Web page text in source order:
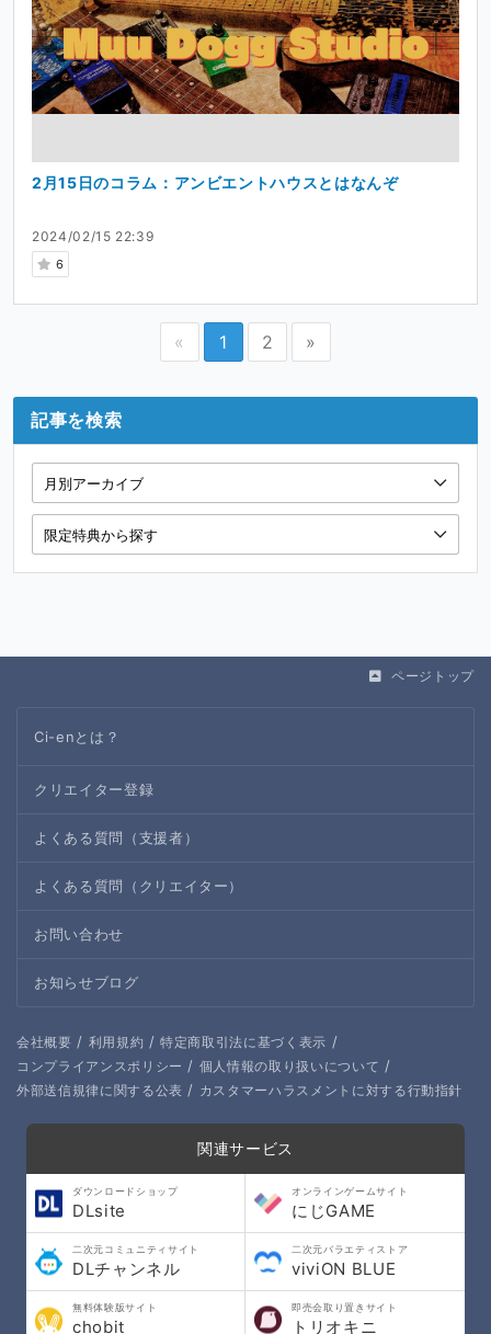
2024/02/15 22:39
6
2月15日のコラム：アンビエントハウスとはなんぞ
« 1 2 »
記事を検索
ページトップ
Ci-enとは？
クリエイター登録
よくある質問（支援者）
よくある質問（クリエイター）
お問い合わせ
お知らせブログ
会社概要 / 利用規約 / 特定商取引法に基づく表示 /
コンプライアンスポリシー / 個人情報の取り扱いについて /
外部送信規律に関する公表 / カスタマーハラスメントに対する行動指針
関連サービス
ダウンロードショップ
DLsite
オンラインゲームサイト
にじGAME
二次元コミュニティサイト
DLチャンネル
二次元バラエティストア
viviON BLUE
無料体験版サイト
chobit
即売会取り置きサイト
トリオキニ